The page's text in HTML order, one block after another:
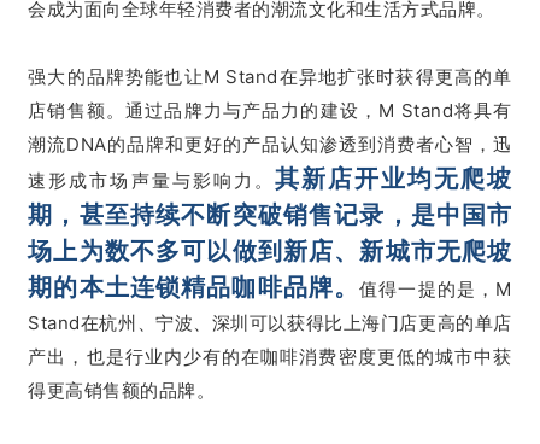
会成为面向全球年轻消费者的潮流文化和生活方式品牌。
强大的品牌势能也让M Stand在异地扩张时获得更高的单
店销售额。通过品牌力与产品力的建设，M Stand将具有
潮流DNA的品牌和更好的产品认知渗透到消费者心智，迅
速形成市场声量与影响力。 其新店开业均无爬坡
期，甚至持续不断突破销售记录，是中国市
场上为数不多可以做到新店、新城市无爬坡
期的本土连锁精品咖啡品牌。值得一提的是，M
Stand在杭州、宁波、深圳可以获得比上海门店更高的单店
产出，也是行业内少有的在咖啡消费密度更低的城市中获
得更高销售额的品牌。